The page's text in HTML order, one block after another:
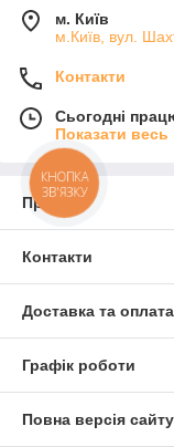
м. Київ
м.Київ, вул.
Контакти
Сьогодні
Показати весь
Про нас
Контакти
Доставка та оплата
Графік роботи
Повна версія сайту
КНОПКА
ЗВ'ЯЗКУ